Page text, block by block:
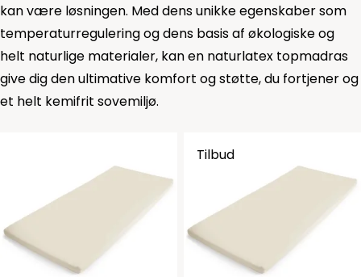
kan være løsningen. Med dens unikke egenskaber som
temperaturregulering og dens basis af økologiske og
helt naturlige materialer, kan en naturlatex topmadras
give dig den ultimative komfort og støtte, du fortjener og
et helt kemifrit sovemiljø.
Tilbud